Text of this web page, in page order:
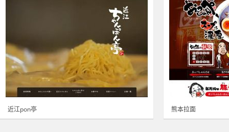
近江pon亭 熊本拉面